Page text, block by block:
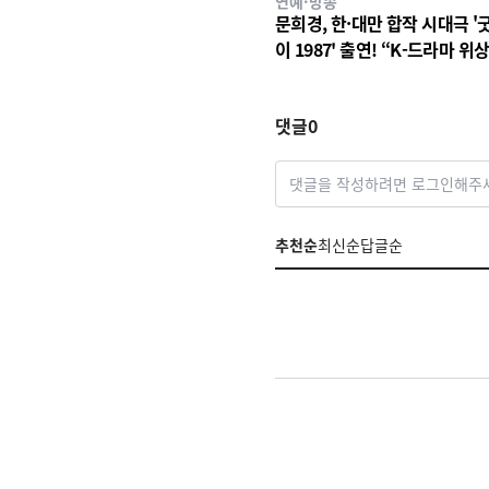
문희경, 한·대만 합작 시대극 '
이 1987' 출연! “K-드라마 위
댓글0
댓글을 작성하려면 로그인해주
추천순최신순답글순